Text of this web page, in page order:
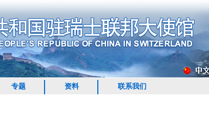
专题 资料 联系我们